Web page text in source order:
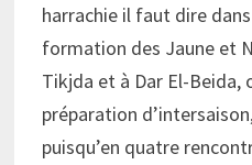
harrachie il faut dire
formation des Jaune et
Tikjda et à Dar El-Beida,
préparation
puisqu’en quatre